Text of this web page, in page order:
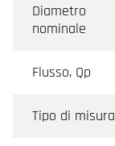
Diametro
nominale
Flusso, Qp
Tipo di misura